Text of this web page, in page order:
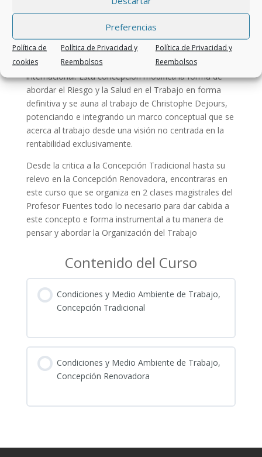
Preferencias
Política de
cookies
Política de Privacidad y
Reembolsos
Política de Privacidad y
Reembolsos
presenta en el siglo pasado su investigación sobre
Higiene y Salud en el trabajo, que transforma luego en
el leitmotiv de su centro de investigación en Argentina,
con más de 30 años de actuación nacional e
internacional. Esta concepción modifica la forma de
abordar el Riesgo y la Salud en el Trabajo en forma
definitiva y se auna al trabajo de Christophe Dejours,
potenciando e integrando un marco conceptual que se
acerca al trabajo desde una visión no centrada en la
rentabilidad exclusivamente.
Desde la critica a la Concepción Tradicional hasta su
relevo en la Concepción Renovadora, encontraras en
este curso que se organiza en 2 clases magistrales del
Profesor Fuentes todo lo necesario para dar cabida a
este concepto e forma instrumental a tu manera de
pensar y abordar la Organización del Trabajo
Contenido del Curso
Condiciones y Medio Ambiente de Trabajo,
Concepción Tradicional
Condiciones y Medio Ambiente de Trabajo,
Concepción Renovadora